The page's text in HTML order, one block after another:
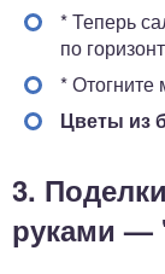
* Теперь
по
* Отогните
Цветы из
3.
руками —